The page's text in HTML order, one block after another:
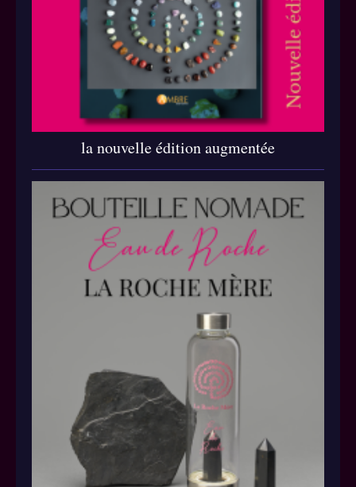
la nouvelle édition augmentée